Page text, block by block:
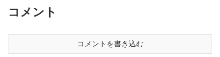
コメント
コメントを書き込む